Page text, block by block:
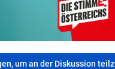
um an der Diskussion